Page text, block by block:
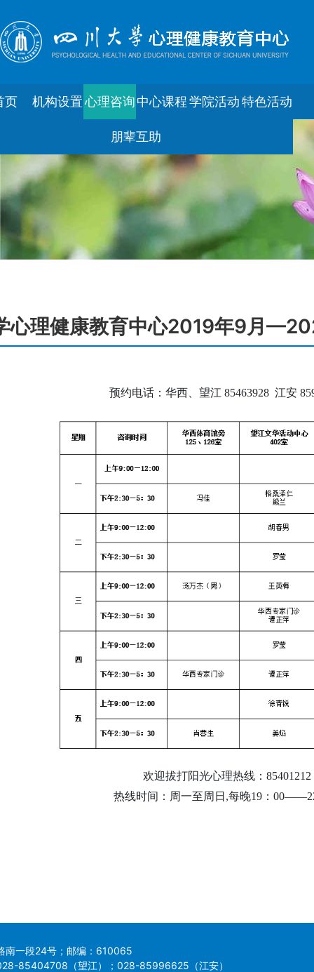
页 机构设置心理咨询中心课程学院活动特色活动
朋辈互助
心理健康教育中心2019年9月
预约电话：华西、望江 85463928 江安
欢迎拔打阳光心理热线：85401212
热线时间：周一至周日,每晚19：
南一段24号；邮编：610065
85404708（望江）；028-85996625（江安）